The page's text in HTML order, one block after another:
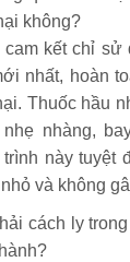
không?
cam kết chỉ sử
nhất, hoàn
Thuốc hầu
nhàng,
này tuyệt
và không
cách ly